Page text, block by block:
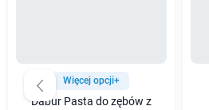
Więcej opcji+
Dabur Pasta do zębów z